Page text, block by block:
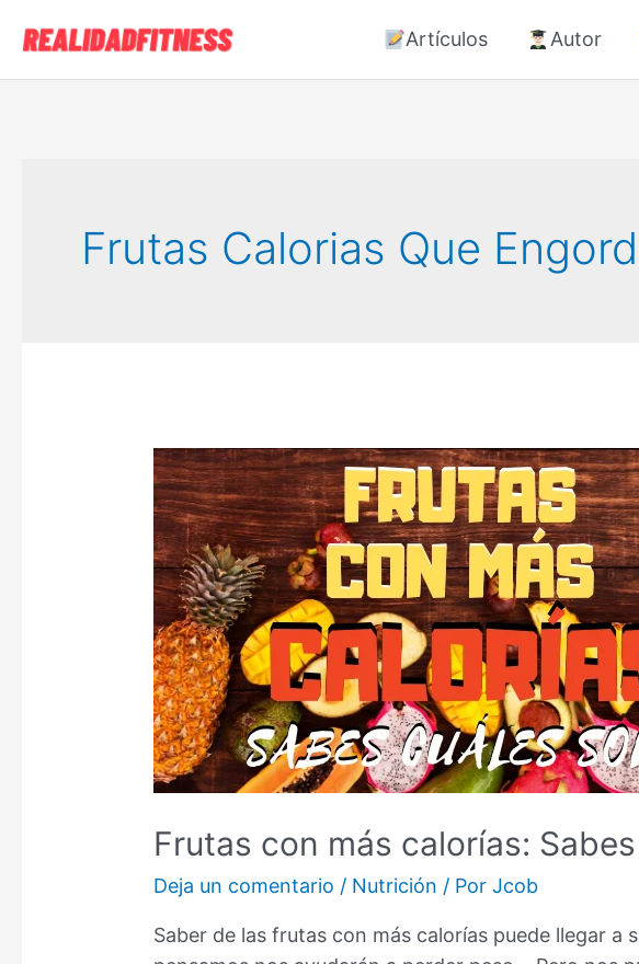
contenido
Artículos Autor
Frutas Calorias Que
Frutas con más calorías:
Deja un comentario / Nutrición / PorJcob
Saber de las frutas con más calorías puede llegar